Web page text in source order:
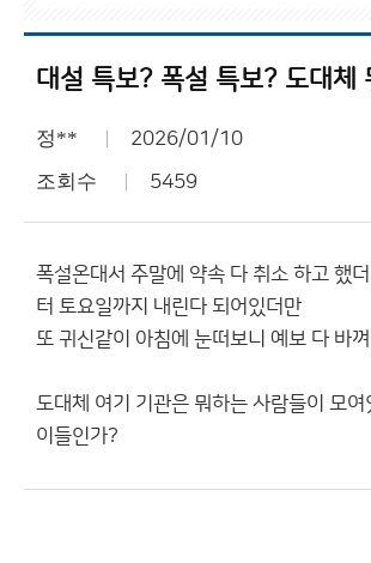
대설 특보? 폭설 특보? 도대체
정** 2026/01/10
조회수 5459
폭설온대서 주말에 약속 다 취소 하고 했
터 토요일까지 내린다 되어있더만
또 귀신같이 아침에 눈떠보니 예보 다 바
도대체 여기 기관은 뭐하는 사람들이 모
이들인가?